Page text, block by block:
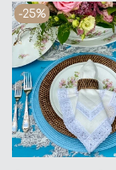
-25%